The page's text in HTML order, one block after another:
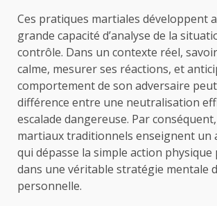
Ces pratiques martiales développent
grande capacité d’analyse de la
contrôle. Dans un contexte réel,
calme, mesurer ses réactions, et
comportement de son adversaire
différence entre une neutralisation
escalade dangereuse. Par
martiaux traditionnels enseignent un
qui dépasse la simple action physique
dans une véritable stratégie mentale
personnelle.